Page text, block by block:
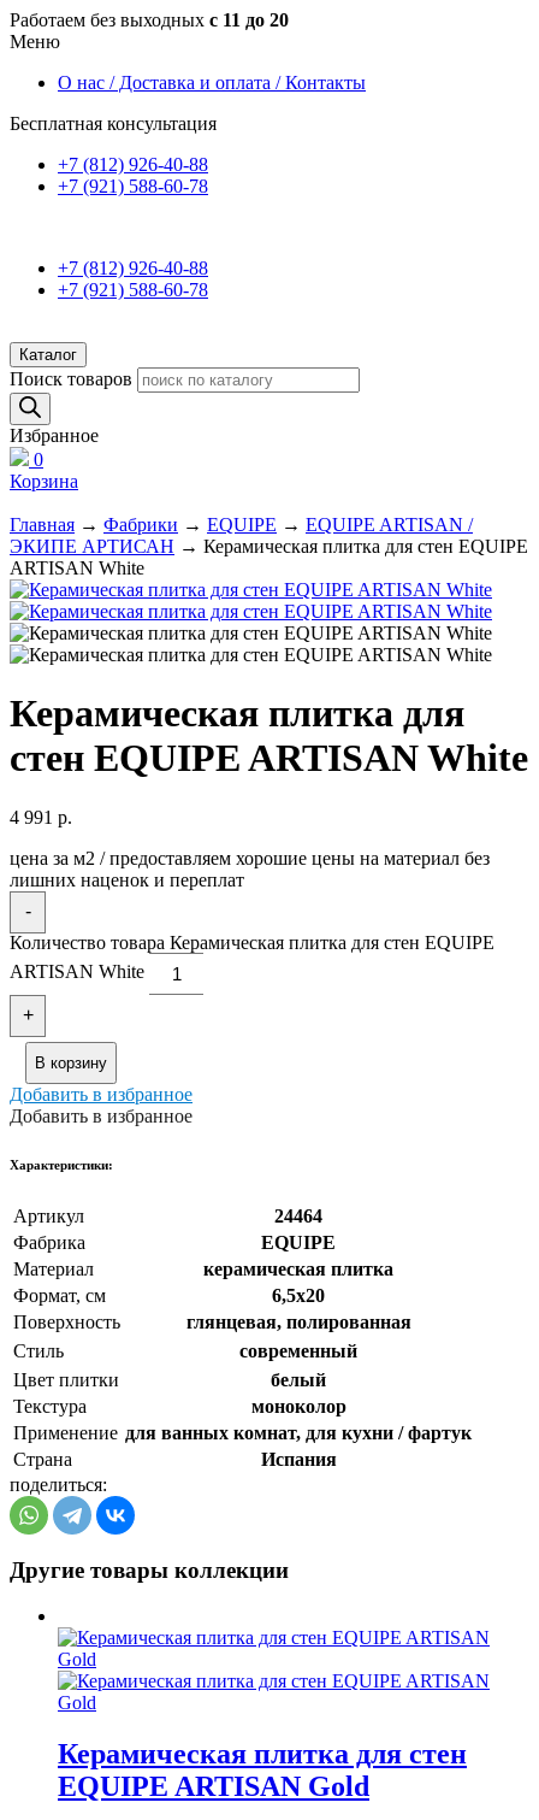
Работаем без выходных с 11 до 20
Меню
О нас / Доставка и оплата / Контакты
Бесплатная консультация
+7 (812) 926-40-88
+7 (921) 588-60-78
+7 (812) 926-40-88
+7 (921) 588-60-78
Каталог
Поиск товаров
Избранное
0
Корзина
Главная → Фабрики → EQUIPE → EQUIPE ARTISAN /
ЭКИПЕ АРТИСАН → Керамическая плитка для стен EQUIPE
ARTISAN White
Керамическая плитка для
стен EQUIPE ARTISAN White
4 991 р.
цена за м2 / предоставляем хорошие цены на материал без
лишних наценок и переплат
-
Количество товара Керамическая плитка для стен EQUIPE
ARTISAN White
+
В корзину
Добавить в избранное
Добавить в избранное
Xарактеристики:
Артикул
24464
Фабрика
EQUIPE
Материал
керамическая плитка
Формат, см
6,5x20
Поверхность
глянцевая, полированная
Стиль
cовременный
Цвет плитки
белый
Текстура
моноколор
Применение для ванных комнат, для кухни / фартук
Страна
Испания
поделиться:
Другие товары коллекции
Керамическая плитка для стен
EQUIPE ARTISAN Gold